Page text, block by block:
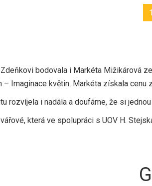
bodovala i Markéta Mižikárová
Imaginace květin. Markéta získala cenu
rozvíjela i nadála a doufáme, že si
která ve spolupráci s UOV H.